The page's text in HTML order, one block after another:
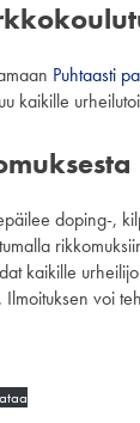
Puhtaasti
kaikille
doping-,
kaikille
Ilmoituksen voi